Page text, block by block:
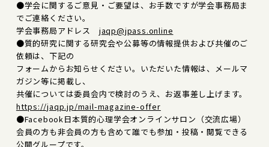
●学会に関するご意見・ご要望は、お手数ですが学会事務局ま
でご連絡ください。
学会事務局アドレス jaqp@jpass.online
●質的研究に関する研究会や公募等の情報提供および共催のご
依頼は、下記の
フォームからお知らせください。いただいた情報は、メールマ
ガジン等に掲載し、
共催については委員会内で検討のうえ、お返事差し上げます。
https://jaqp.jp/mail-magazine-offer
●Facebook日本質的心理学会オンラインサロン（交流広場）
会員の方も非会員の方も含めて誰でも参加・投稿・閲覧できる
公開グループです。